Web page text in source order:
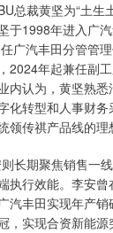
裁黄坚为“土生
于1998年进入广
广汽丰田分管管
2024年起兼任副
内认为，黄坚熟
化转型和人事财务
传祺产品线的理
期聚焦销售一线
执行效能。李安
汽丰田实现年产
实现合资新能源